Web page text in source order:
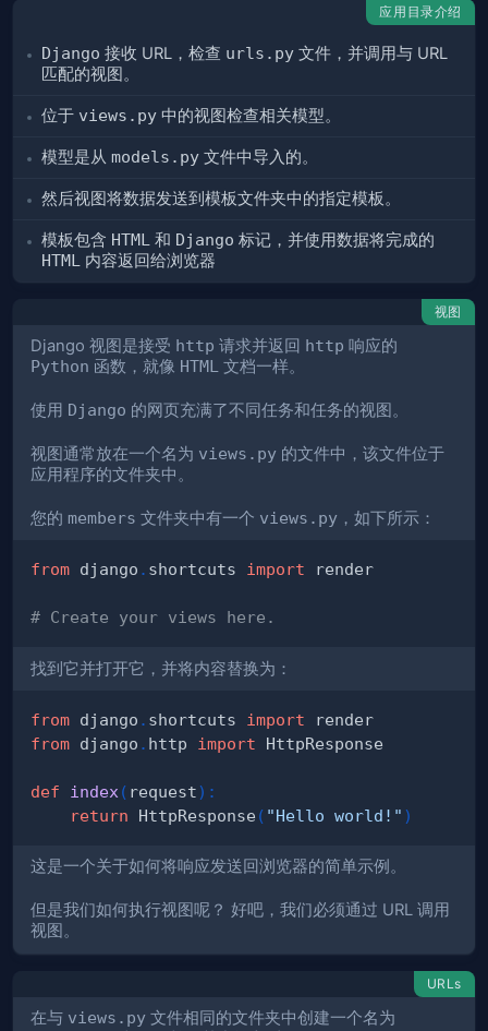
应用目录介绍
Django 接收 URL，检查 urls.py 文件，并调用与 URL
匹配的视图。
位于 views.py 中的视图检查相关模型。
模型是从 models.py 文件中导入的。
然后视图将数据发送到模板文件夹中的指定模板。
模板包含 HTML 和 Django 标记，并使用数据将完成的
HTML 内容返回给浏览器
视图
Django 视图是接受 http 请求并返回 http 响应的
Python 函数，就像 HTML 文档一样。
使用 Django 的网页充满了不同任务和任务的视图。
视图通常放在一个名为 views.py 的文件中，该文件位于
应用程序的文件夹中。
您的 members 文件夹中有一个 views.py ，如下所示：
from django . shortcuts import
# Create your views here.
找到它并打开它，并将内容替换为：
from django . shortcuts import
from django . http import
def index ( request) :
return HttpResponse ( "Hello world!" )
这是一个关于如何将响应发送回浏览器的简单示例。
但是我们如何执行视图呢？ 好吧，我们必须通过 URL 调用
视图。
URLs
在与 views.py 文件相同的文件夹中创建一个名为